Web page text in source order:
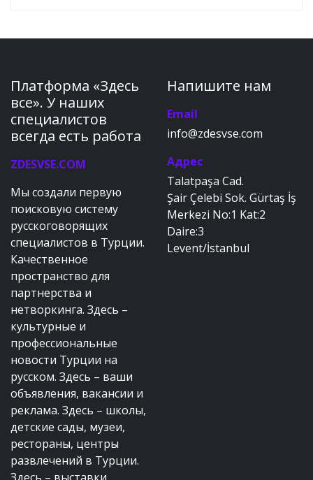
Платформа «Здесь
все». У наших
специалистов
всегда есть работа
ZDESVSE.COM
Мы создали первую
поисковую систему
русскоговорящих
специалистов в Турции.
Качественное
пространство для
партнерства и
нетворкинга. Здесь –
культурные и
профессиональные
новости Турции на
русском. Здесь – ваши
объявления, вакансии и
реклама. Здесь – школы,
детские сады, музеи,
рестораны, центры
развлечений в Турции.
Напишите нам
Email
info@zdesvse.com
Адрес
Talatpaşa Cad.
Şair Çelebi Sok. Gürtaş İş
Merkezi No:1 Kat:2
Daire:3
Levent/İstanbul